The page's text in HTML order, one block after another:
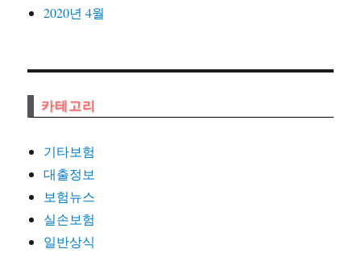
2020년 4월
카테고리
기타보험
대출정보
보험뉴스
실손보험
일반상식